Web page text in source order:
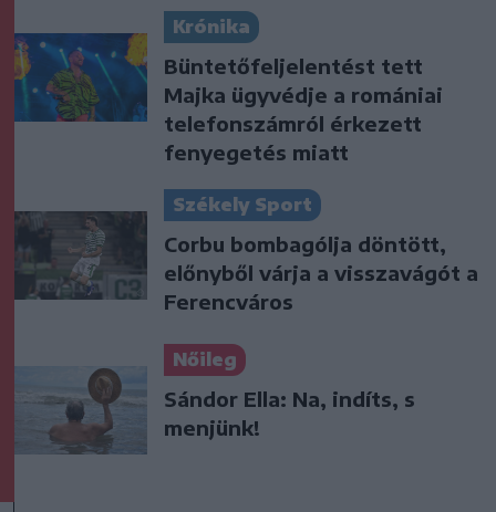
Krónika
Büntetőfeljelentést tett
Majka ügyvédje a romániai
telefonszámról érkezett
fenyegetés miatt
Székely Sport
Corbu bombagólja döntött,
előnyből várja a visszavágót a
Ferencváros
Nőileg
Sándor Ella: Na, indíts, s
menjünk!